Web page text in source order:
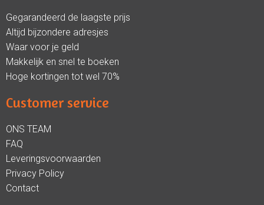
Gegarandeerd de laagste prijs
Altijd bijzondere adresjes
Waar voor je geld
Makkelijk en snel te boeken
Hoge kortingen tot wel 70%
Customer service
ONS TEAM
FAQ
Leveringsvoorwaarden
Privacy Policy
Contact